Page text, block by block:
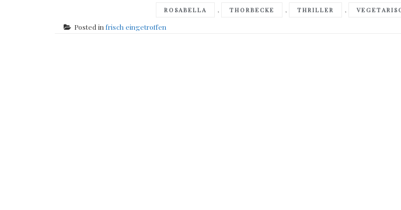
ROSABELLA , THORBECKE , THRILLER ,
Posted infrisch eingetroffen